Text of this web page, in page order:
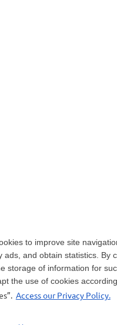
to improve site
ads, and obtain statistics. By
storage of information for
the use of cookies
Access our Privacy Policy.